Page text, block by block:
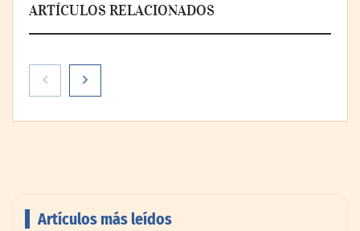
ARTÍCULOS RELACIONADOS
Digitech amplía su presencia en Madrid
con una tercera sede especializada en FP
Artículos más leídos